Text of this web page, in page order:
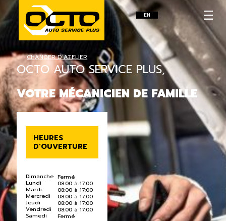
EN
CHANGER D’ATELIER
OCTO AUTO SERVICE PLUS,
VOTRE MÉCANICIEN DE FAMILLE
HEURES
D’OUVERTURE
Dimanche Fermé
Lundi 08:00 à 17:00
Mardi 08:00 à 17:00
Mercredi 08:00 à 17:00
Jeudi 08:00 à 17:00
Vendredi 08:00 à 17:00
Samedi Fermé